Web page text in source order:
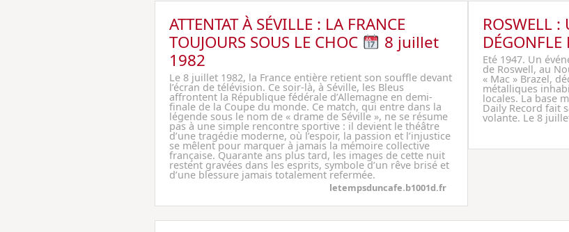
ATTENTAT À SÉVILLE : LA FRANCE
TOUJOURS SOUS LE CHOC
8 juillet
1982
Le 8 juillet 1982, la France entière retient son souffle devant
l’écran de télévision. Ce soir-là, à Séville, les Bleus
affrontent la République fédérale d’Allemagne en demi-
finale de la Coupe du monde. Ce match, qui entre dans la
légende sous le nom de « drame de Séville », ne se résume
pas à une simple rencontre sportive : il devient le théâtre
d’une tragédie moderne, où l’espoir, la passion et l’injustice
se mêlent pour marquer à jamais la mémoire collective
française. Quarante ans plus tard, les images de cette nuit
restent gravées dans les esprits, symbole d’un rêve brisé et
d’une blessure jamais totalement refermée.
letempsduncafe.b1001d.fr
ROSWELL :
DÉGONFLE
Eté 1947. Un
de Roswell, au
« Mac » Brazel,
métalliques
locales. La base
Daily Record fait
volante. Le 8